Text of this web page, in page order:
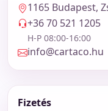
1165 Budapest,
+36 70 521 1205
H-P 08:00-16:00
info@cartaco.hu
Fizetés